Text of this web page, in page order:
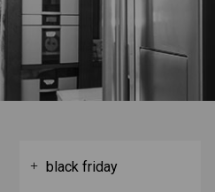
black friday